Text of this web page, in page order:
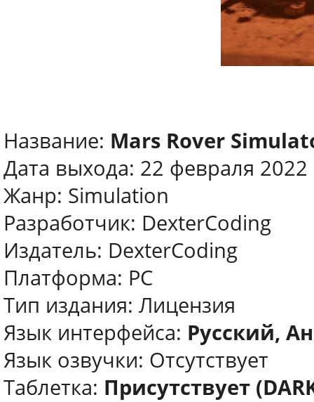
Название: Mars Rover
Дата выхода: 22 февраля 2022
Жанр: Simulation
Разработчик: DexterCoding
Издатель: DexterCoding
Платформа: PC
Тип издания: Лицензия
Язык интерфейса: Русский,
Язык озвучки: Отсутствует
Таблетка: Присутствует